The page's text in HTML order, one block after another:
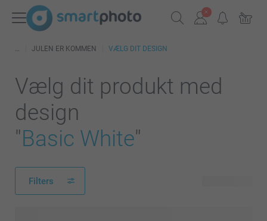
JULEN ER KOMMEN VÆLG DIT DESIGN
Vælg dit produkt med
design
"Basic White"
Filters